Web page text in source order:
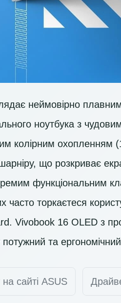
неймовірно
ноутбука з
колірним
що розкриває
функціональним
часто торкаєтеся
Vivobook 16 OLED з
та
сайті ASUS